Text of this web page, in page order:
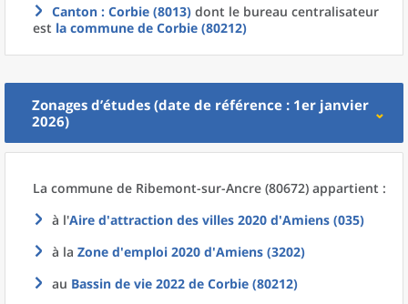
Canton : Corbie (8013) dont le bureau centralisateur
est la commune de Corbie (80212)
Zonages d’études (date de référence : 1er janvier
2026)
La commune de Ribemont-sur-Ancre (80672) appartient :
à l'Aire d'attraction des villes 2020 d'Amiens (035)
à la Zone d'emploi 2020 d'Amiens (3202)
au Bassin de vie 2022 de Corbie (80212)